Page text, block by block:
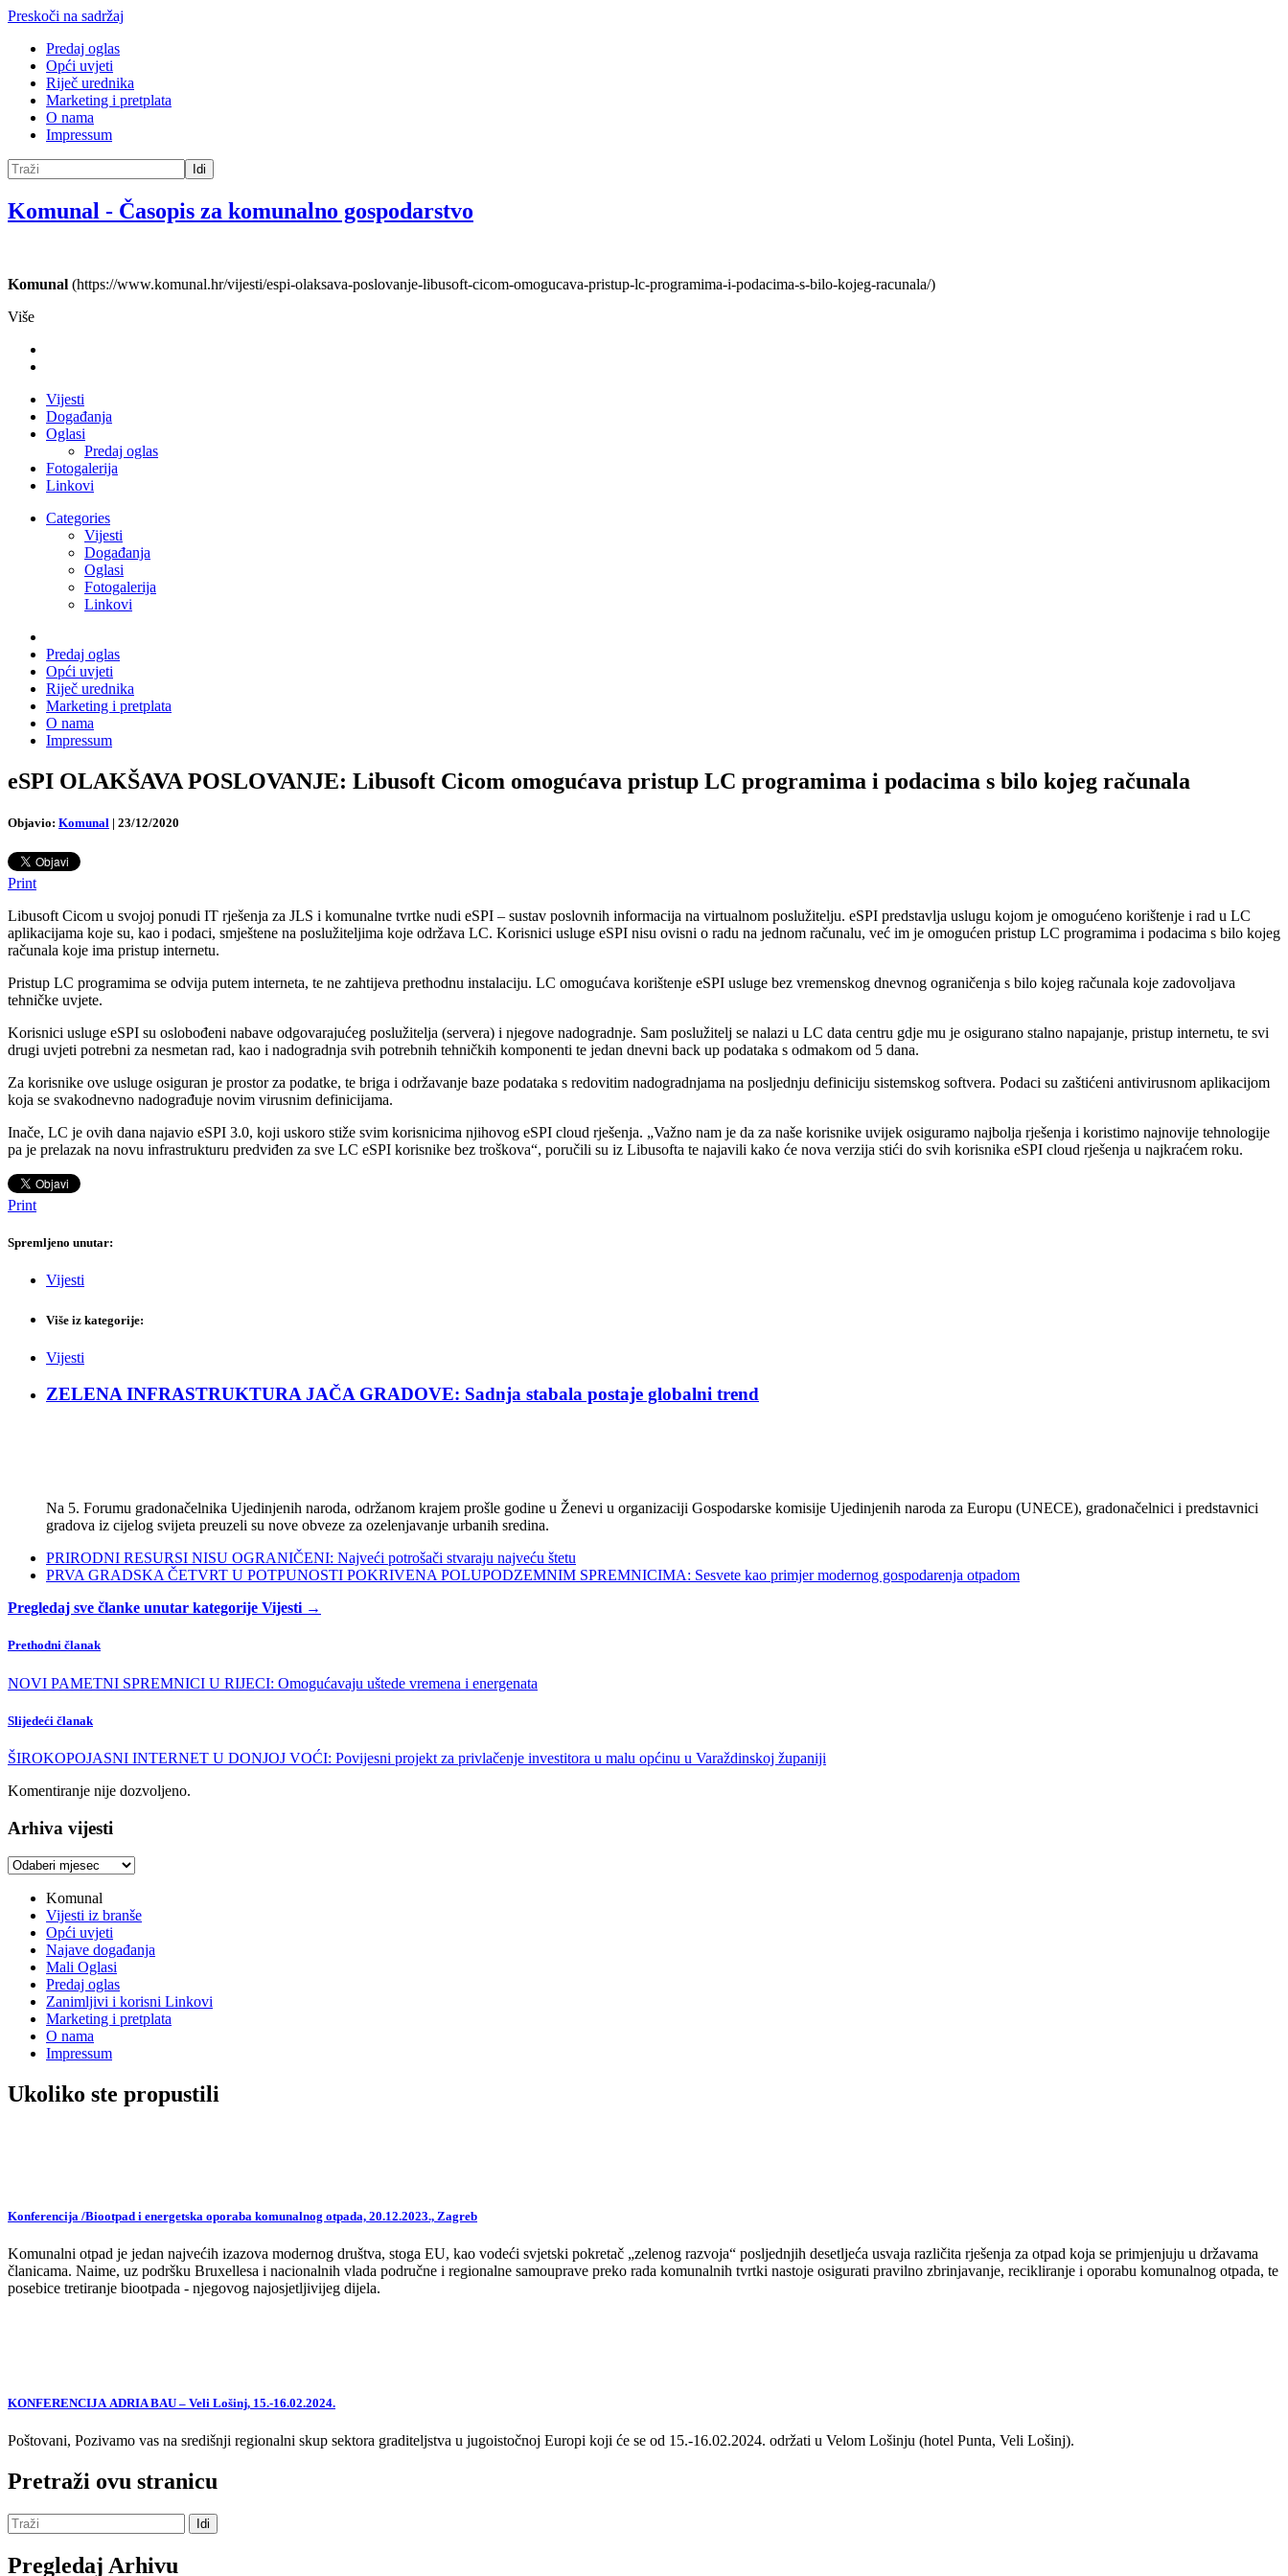
Preskoči na sadržaj
Predaj oglas
Opći uvjeti
Riječ urednika
Marketing i pretplata
O nama
Impressum
Idi
Komunal - Časopis za komunalno gospodarstvo
Komunal (https://www.komunal.hr/vijesti/espi-olaksava-poslovanje-libusoft-cicom-omogucava-pristup-lc-programima-i-podacima-s-bilo-kojeg-racunala/)
Više
Vijesti
Događanja
Oglasi
Predaj oglas
Fotogalerija
Linkovi
Categories
Vijesti
Događanja
Oglasi
Fotogalerija
Linkovi
Predaj oglas
Opći uvjeti
Riječ urednika
Marketing i pretplata
O nama
Impressum
eSPI OLAKŠAVA POSLOVANJE: Libusoft Cicom omogućava pristup LC programima i podacima s bilo kojeg računala
Objavio: Komunal | 23/12/2020
Print
Libusoft Cicom u svojoj ponudi IT rješenja za JLS i komunalne tvrtke nudi eSPI – sustav poslovnih informacija na virtualnom poslužitelju. eSPI predstavlja uslugu kojom je omogućeno korištenje i rad u LC
aplikacijama koje su, kao i podaci, smještene na poslužiteljima koje održava LC. Korisnici usluge eSPI nisu ovisni o radu na jednom računalu, već im je omogućen pristup LC programima i podacima s bilo kojeg
računala koje ima pristup internetu.
Pristup LC programima se odvija putem interneta, te ne zahtijeva prethodnu instalaciju. LC omogućava korištenje eSPI usluge bez vremenskog dnevnog ograničenja s bilo kojeg računala koje zadovoljava
tehničke uvjete.
Korisnici usluge eSPI su oslobođeni nabave odgovarajućeg poslužitelja (servera) i njegove nadogradnje. Sam poslužitelj se nalazi u LC data centru gdje mu je osigurano stalno napajanje, pristup internetu, te svi
drugi uvjeti potrebni za nesmetan rad, kao i nadogradnja svih potrebnih tehničkih komponenti te jedan dnevni back up podataka s odmakom od 5 dana.
Za korisnike ove usluge osiguran je prostor za podatke, te briga i održavanje baze podataka s redovitim nadogradnjama na posljednju definiciju sistemskog softvera. Podaci su zaštićeni antivirusnom aplikacijom
koja se svakodnevno nadograđuje novim virusnim definicijama.
Inače, LC je ovih dana najavio eSPI 3.0, koji uskoro stiže svim korisnicima njihovog eSPI cloud rješenja. „Važno nam je da za naše korisnike uvijek osiguramo najbolja rješenja i koristimo najnovije tehnologije
pa je prelazak na novu infrastrukturu predviđen za sve LC eSPI korisnike bez troškova“, poručili su iz Libusofta te najavili kako će nova verzija stići do svih korisnika eSPI cloud rješenja u najkraćem roku.
Print
Spremljeno unutar:
Vijesti
Više iz kategorije:
Vijesti
ZELENA INFRASTRUKTURA JAČA GRADOVE: Sadnja stabala postaje globalni trend
Na 5. Forumu gradonačelnika Ujedinjenih naroda, održanom krajem prošle godine u Ženevi u organizaciji Gospodarske komisije Ujedinjenih naroda za Europu (UNECE), gradonačelnici i predstavnici
gradova iz cijelog svijeta preuzeli su nove obveze za ozelenjavanje urbanih sredina.
PRIRODNI RESURSI NISU OGRANIČENI: Najveći potrošači stvaraju najveću štetu
PRVA GRADSKA ČETVRT U POTPUNOSTI POKRIVENA POLUPODZEMNIM SPREMNICIMA: Sesvete kao primjer modernog gospodarenja otpadom
Pregledaj sve članke unutar kategorije Vijesti →
Prethodni članak
NOVI PAMETNI SPREMNICI U RIJECI: Omogućavaju uštede vremena i energenata
Slijedeći članak
ŠIROKOPOJASNI INTERNET U DONJOJ VOĆI: Povijesni projekt za privlačenje investitora u malu općinu u Varaždinskoj županiji
Komentiranje nije dozvoljeno.
Arhiva vijesti
Arhiva
Komunal
Vijesti iz branše
Opći uvjeti
Najave događanja
Mali Oglasi
Predaj oglas
Zanimljivi i korisni Linkovi
Marketing i pretplata
O nama
Impressum
Ukoliko ste propustili
Konferencija /Biootpad i energetska oporaba komunalnog otpada, 20.12.2023., Zagreb
Komunalni otpad je jedan najvećih izazova modernog društva, stoga EU, kao vodeći svjetski pokretač „zelenog razvoja“ posljednjih desetljeća usvaja različita rješenja za otpad koja se primjenjuju u državama
članicama. Naime, uz podršku Bruxellesa i nacionalnih vlada područne i regionalne samouprave preko rada komunalnih tvrtki nastoje osigurati pravilno zbrinjavanje, recikliranje i oporabu komunalnog otpada, te
posebice tretiranje biootpada - njegovog najosjetljivijeg dijela.
KONFERENCIJA ADRIA BAU – Veli Lošinj, 15.-16.02.2024.
Poštovani, Pozivamo vas na središnji regionalni skup sektora graditeljstva u jugoistočnoj Europi koji će se od 15.-16.02.2024. održati u Velom Lošinju (hotel Punta, Veli Lošinj).
Pretraži ovu stranicu
Pregledaj Arhivu